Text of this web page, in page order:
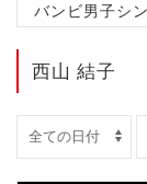
バンビ男子シ
西山 結子